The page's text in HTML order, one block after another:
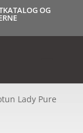
OG
Lady Pure